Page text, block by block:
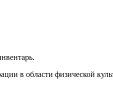
в области физической